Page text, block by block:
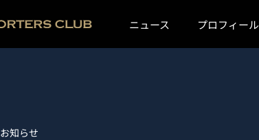
ニュース プロフィール
お知らせ